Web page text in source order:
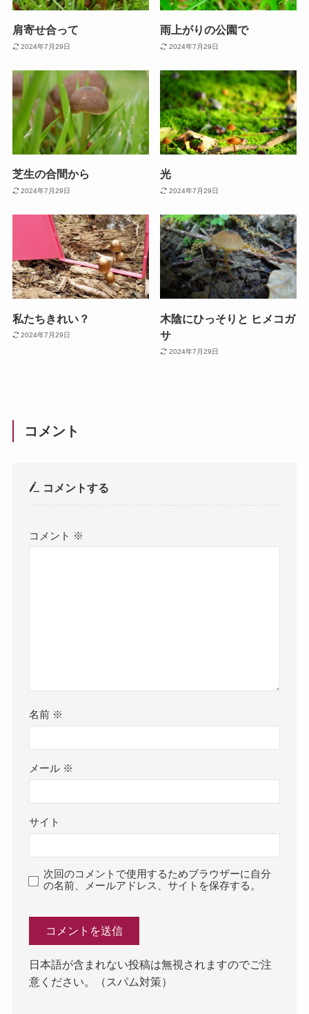
肩寄せ合って
2024年7月29日
雨上がりの公園で
2024年7月29日
芝生の合間から
2024年7月29日
光
2024年7月29日
私たちきれい？
2024年7月29日
木陰にひっそりと ヒメコガ
サ
2024年7月29日
コメント
コメントする
コメント ※
名前 ※
メール ※
サイト
次回のコメントで使用するためブラウザーに自分
の名前、メールアドレス、サイトを保存する。
日本語が含まれない投稿は無視されますのでご注
意ください。（スパム対策）